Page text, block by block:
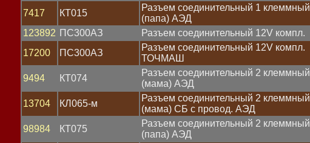
7417 КТ015
Разъем соединительный 1 клеммный
(папа) АЭД
123892 ПС300АЗ Разъем соединительный 12V компл.
17200
ПС300АЗ
Разъем соединительный 12V компл.
ТОЧМАШ
9494 КТ074
Разъем соединительный 2 клеммный
(мама) АЭД
13704 КЛ065-м
Разъем соединительный 2 клеммный
(мама) СБ с провод. АЭД
98984 КТ075
Разъем соединительный 2 клеммный
(папа) АЭД